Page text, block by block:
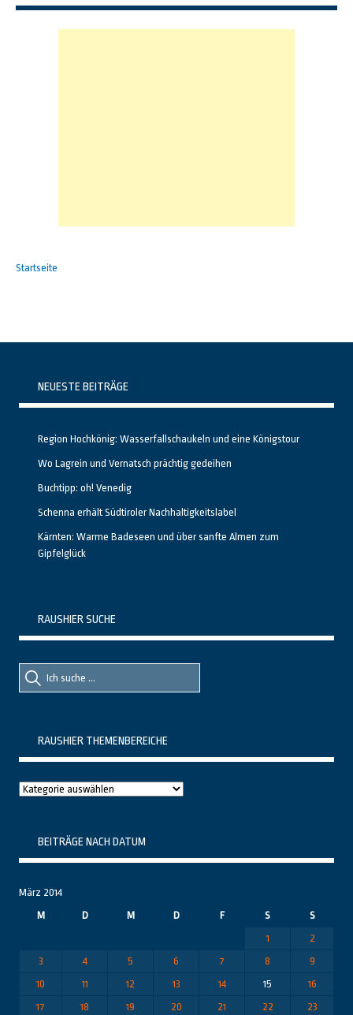
Startseite
NEUESTE BEITRÄGE
Region Hochkönig: Wasserfallschaukeln und eine Königstour
Wo Lagrein und Vernatsch prächtig gedeihen
Buchtipp: oh! Venedig
Schenna erhält Südtiroler Nachhaltigkeitslabel
Kärnten: Warme Badeseen und über sanfte Almen zum
Gipfelglück
RAUSHIER SUCHE
Suche
nach::
Suche
nach:
RAUSHIER THEMENBEREICHE
Raushier
BEITRÄGE NACH DATUM
März 2014
M
D M D F S
S
1
2
3
4 5 6 7 8
9
10
11 12 13 14 15
16
17
18 19 20 21 22
23